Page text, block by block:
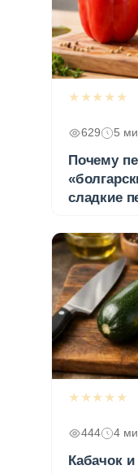
★★★★★
629 5
Почему
сладкие
★★★★★
444 4
Кабачок